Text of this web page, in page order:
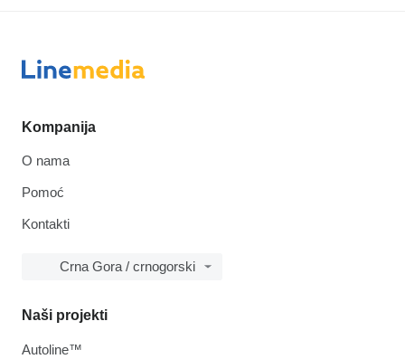
Kompanija
O nama
Pomoć
Kontakti
Crna Gora / crnogorski
Naši projekti
Autoline™